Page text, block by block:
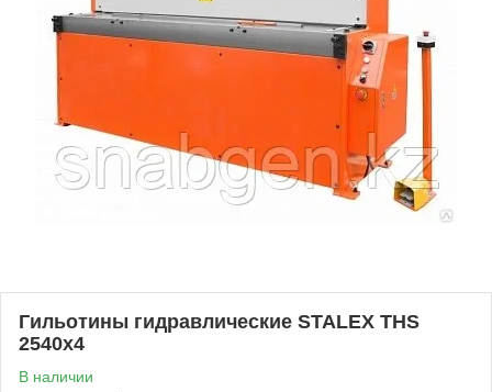
Гильотины гидравлические STALEX THS
2540x4
В наличии